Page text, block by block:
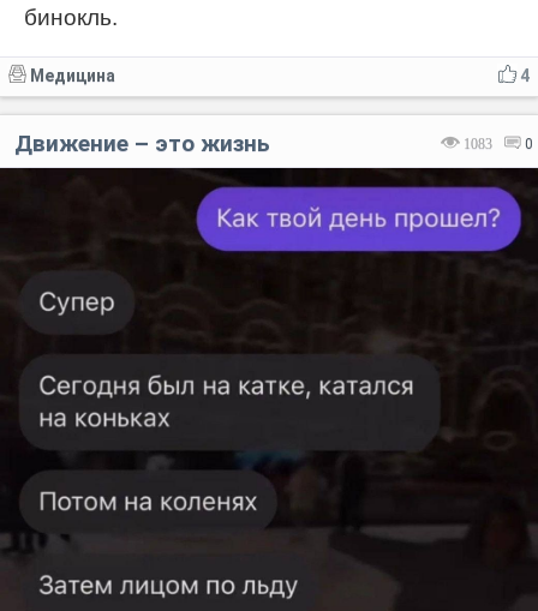
бинокль.
4
Медицина
1083 0
Движение – это жизнь